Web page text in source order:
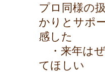
プロ同様の
かりとサポ
感した
・来年は
てほしい